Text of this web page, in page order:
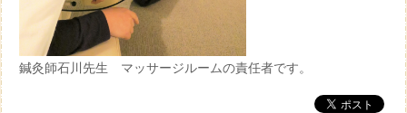
鍼灸師石川先生 マッサージルームの責任者です。